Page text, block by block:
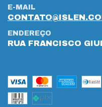
E-MAIL
ENDEREÇO
RUA FRANCISCO